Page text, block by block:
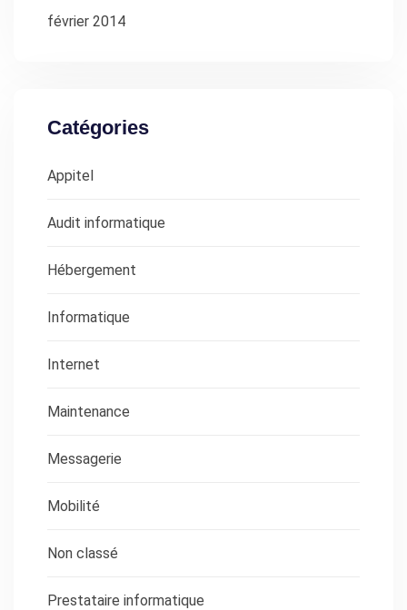
février 2014
Catégories
Appitel
Audit informatique
Hébergement
Informatique
Internet
Maintenance
Messagerie
Mobilité
Non classé
Prestataire informatique